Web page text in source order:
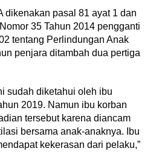
dikenakan pasal 81 ayat 1 dan
35 Tahun 2014 pengganti
tentang Perlindungan Anak
penjara ditambah dua pertiga
sudah diketahui oleh ibu
2019. Namun ibu korban
tersebut karena diancam
bersama anak-anaknya. Ibu
kekerasan dari pelaku,”